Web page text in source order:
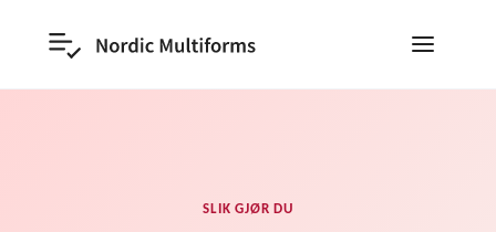
SLIK GJØR DU